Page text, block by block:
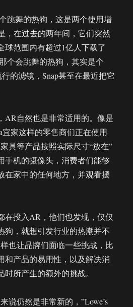
个跳舞的热狗，这是两个使用增
，在过去的两年间，它们突然
球范围内有超过1亿人下载了
那个会跳舞的热狗，其实是个
的滤镜，Snap甚至在最近把它
AR自然也是非常适用的。像是
宜家这样的零售商们正在使用
具等产品按照实际尺寸“放在”
手机的摄像头，消费者们能够
在家中的任何地方，并观看摆
在投入AR，他们也发现，仅仅
狗，就想引发行业的热潮并不
也让品牌们面临一些挑战，比
和产品的易用性，以及解决消
所产生的额外的挑战。
说仍然是非常新的，”Lowe’s